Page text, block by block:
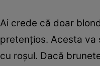
Ai crede că doar
pretenţios. Acesta va
cu roşul. Dacă